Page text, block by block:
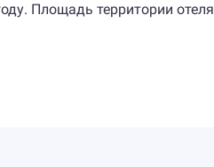
Площадь территории